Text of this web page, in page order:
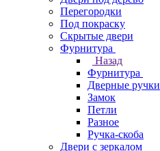
Перегородки
Под покраску
Скрытые двери
Фурнитура
Назад
Фурнитура
Дверные ручки
Замок
Петли
Разное
Ручка-скоба
Двери с зеркалом